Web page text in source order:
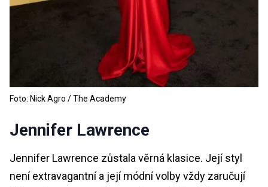
Foto: Nick Agro / The Academy
Jennifer Lawrence
Jennifer Lawrence zůstala věrná klasice. Její styl
není extravagantní a její módní volby vždy zaručují